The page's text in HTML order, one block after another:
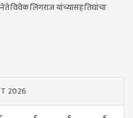
विवेक लिंगराज यांच्यासह तिघांचा
2026